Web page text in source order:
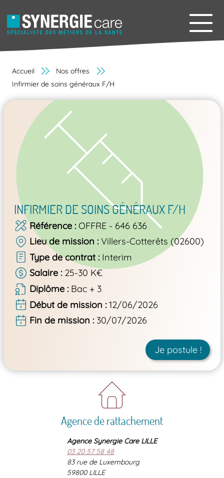
Accueil
Nos offres
Infirmier de soins généraux F/H
INFIRMIER DE SOINS GÉNÉRAUX F/H
Référence OFFRE - 646 636
Lieu de mission
Villers-Cotterêts (02600)
Type de contrat
Interim
Salaire
25-30 K€
Diplôme
Bac + 3
Début de mission
12/06/2026
Fin de mission
30/07/2026
Je postule !
Agence de rattachement
Agence Synergie Care LILLE
03 20 57 58 48
83 rue de Luxembourg
59800 LILLE